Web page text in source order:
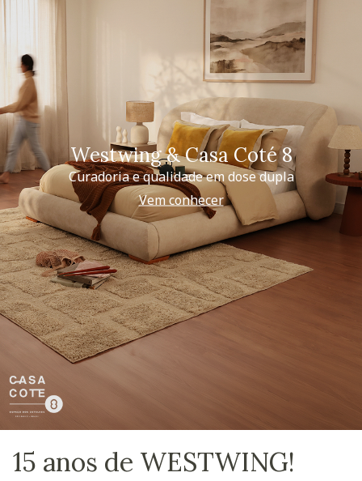
Westwing & Casa Coté 8
Curadoria e qualidade em dose dupla
Vem conhecer
15 anos de WESTWING!